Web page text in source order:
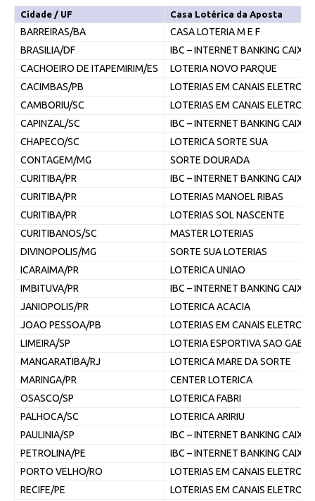
Cidade / UF Casa Lotérica da Aposta
BARREIRAS/BA
CASA LOTERIA M E F
BRASILIA/DF
IBC – INTERNET BANKING CAIXA
CACHOEIRO DE ITAPEMIRIM/ES
LOTERIA NOVO PARQUE
CACIMBAS/PB
LOTERIAS EM CANAIS
CAMBORIU/SC
LOTERIAS EM CANAIS
CAPINZAL/SC
IBC – INTERNET BANKING CAIXA
CHAPECO/SC
LOTERICA SORTE SUA
CONTAGEM/MG
SORTE DOURADA
CURITIBA/PR
IBC – INTERNET BANKING CAIXA
CURITIBA/PR
LOTERIAS MANOEL RIBAS
CURITIBA/PR
LOTERIAS SOL NASCENTE
CURITIBANOS/SC
MASTER LOTERIAS
DIVINOPOLIS/MG
SORTE SUA LOTERIAS
ICARAIMA/PR
LOTERICA UNIAO
IMBITUVA/PR
IBC – INTERNET BANKING CAIXA
JANIOPOLIS/PR
LOTERICA ACACIA
JOAO PESSOA/PB
LOTERIAS EM CANAIS
LIMEIRA/SP
LOTERIA ESPORTIVA SAO
MANGARATIBA/RJ
LOTERICA MARE DA SORTE
MARINGA/PR
CENTER LOTERICA
OSASCO/SP
LOTERICA FABRI
PALHOCA/SC
LOTERICA ARIRIU
PAULINIA/SP
IBC – INTERNET BANKING CAIXA
PETROLINA/PE
IBC – INTERNET BANKING CAIXA
PORTO VELHO/RO
LOTERIAS EM CANAIS
RECIFE/PE
LOTERIAS EM CANAIS